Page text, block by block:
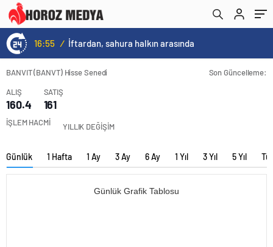
16:55 / İftardan, sahura halkın arasında
BANVIT (BANVT) Hisse Senedi
Son Güncelleme:
ALIŞ
160.4
SATIŞ
161
İŞLEM HACMİ YILLIK DEĞİŞİM
Günlük 1 Hafta 1 Ay 3 Ay 6 Ay 1 Yıl 3 Yıl 5 Yıl
Günlük Grafik Tablosu